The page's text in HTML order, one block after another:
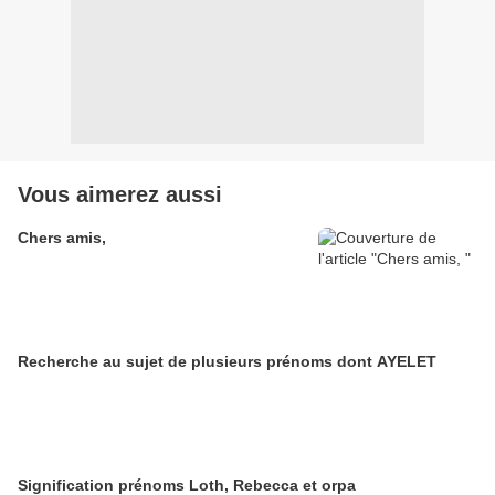
Vous aimerez aussi
Chers amis,
Recherche au sujet de plusieurs prénoms dont AYELET
Signification prénoms Loth, Rebecca et orpa